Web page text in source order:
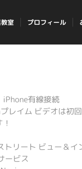
室 プロフィール
iPhone有線接続
レイム ビデオは初
トリート ビュー＆イ
ービス